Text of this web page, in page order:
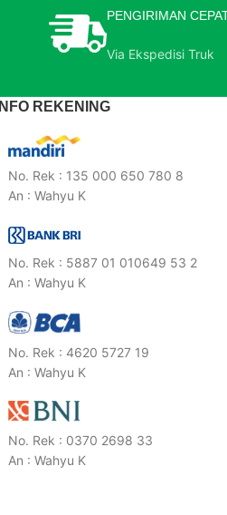
PENGIRIMAN
Via Ekspedisi Truk
INFO REKENING
No. Rek : 135 000 650 780 8
An : Wahyu K
No. Rek : 5887 01 010649 53 2
An : Wahyu K
No. Rek : 4620 5727 19
An : Wahyu K
No. Rek : 0370 2698 33
An : Wahyu K